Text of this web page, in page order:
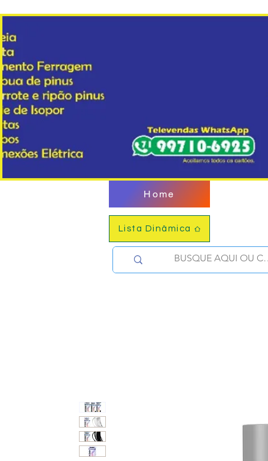
Home
Lista Dinâmica